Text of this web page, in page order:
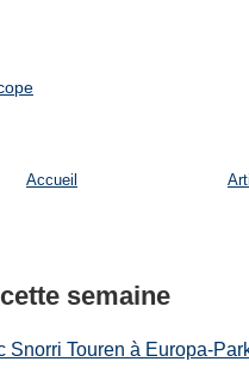
Accueil
semaine
Snorri Touren à Europa-